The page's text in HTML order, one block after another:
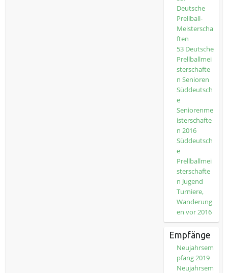
Deutsche
Prellball-
Meisterscha
ften
53 Deutsche
Prellballmei
sterschafte
n Senioren
Süddeutsch
e
Seniorenme
isterschafte
n 2016
Süddeutsch
e
Prellballmei
sterschafte
n Jugend
Turniere,
Wanderung
en vor 2016
Empfänge
Neujahrsem
pfang 2019
Neujahrsem